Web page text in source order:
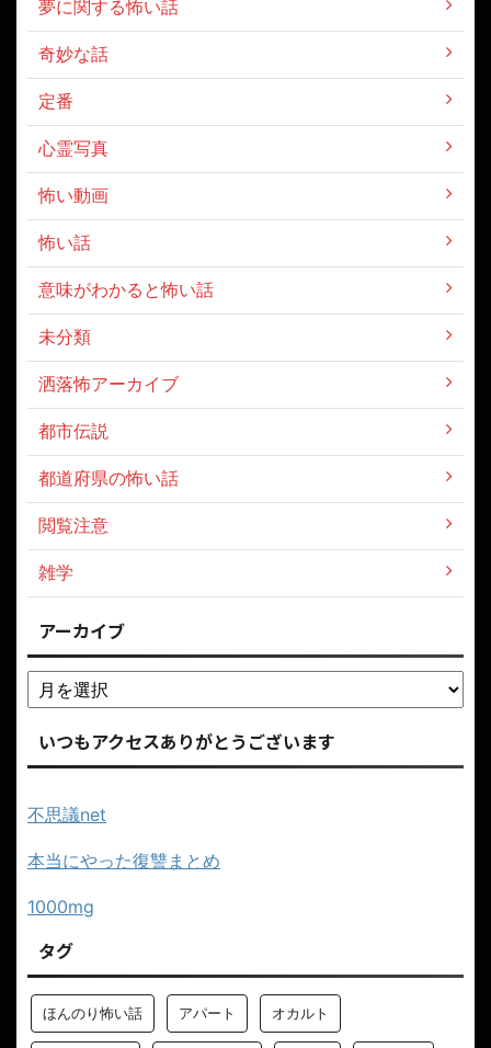
夢に関する怖い話
奇妙な話
定番
心霊写真
怖い動画
怖い話
意味がわかると怖い話
未分類
洒落怖アーカイブ
都市伝説
都道府県の怖い話
閲覧注意
雑学
アーカイブ
いつもアクセスありがとうございます
不思議net
本当にやった復讐まとめ
1000mg
タグ
ほんのり怖い話 アパート オカルト